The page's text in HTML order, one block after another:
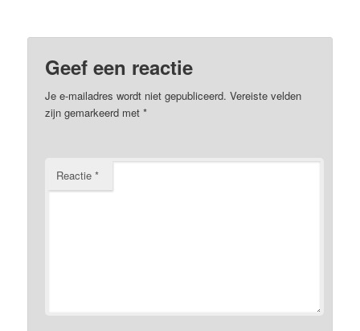
Geef een reactie
Je e-mailadres wordt niet gepubliceerd. Vereiste velden
zijn gemarkeerd met*
Reactie*